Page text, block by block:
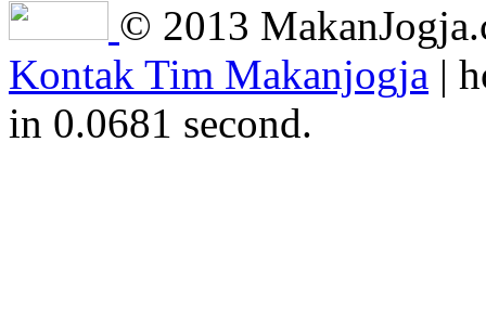
© 2013
Kontak Tim Makanjogja |
in 0.0681 second.